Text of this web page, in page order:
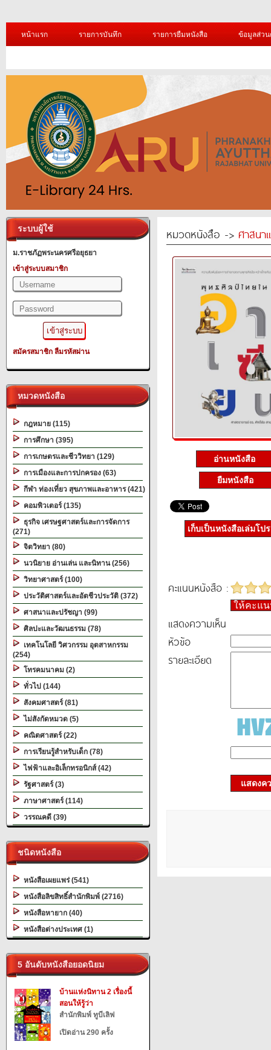
หน้าแรก รายการบันทึก รายการยืมหนังสือ ข้อมูลส่ว
ระบบผู้ใช้
ม.ราชภัฏพระนครศรีอยุธยา
เข้าสู่ระบบสมาชิก
สมัครสมาชิก ลืมรหัสผ่าน
หมวดหนังสือ
กฎหมาย (115)
การศึกษา (395)
การเกษตรและชีววิทยา (129)
การเมืองและการปกครอง (63)
กีฬา ท่องเที่ยว สุขภาพและอาหาร (421)
คอมพิวเตอร์ (135)
ธุรกิจ เศรษฐศาสตร์และการจัดการ
(271)
จิตวิทยา (80)
นวนิยาย อ่านเล่น และนิทาน (256)
วิทยาศาสตร์ (100)
ประวัติศาสตร์และอัตชีวประวัติ (372)
ศาสนาและปรัชญา (99)
ศิลปะและวัฒนธรรม (78)
เทคโนโลยี วิศวกรรม อุตสาหกรรม
(254)
โทรคมนาคม (2)
ทั่วไป (144)
สังคมศาสตร์ (81)
ไม่สังกัดหมวด (5)
คณิตศาสตร์ (22)
การเรียนรู้สำหรับเด็ก (78)
ไฟฟ้าและอิเล็กทรอนิกส์ (42)
รัฐศาสตร์ (3)
ภาษาศาสตร์ (114)
วรรณคดี (39)
ชนิดหนังสือ
หนังสือเผยแพร่ (541)
หนังสือลิขสิทธิ์สำนักพิมพ์ (2716)
หนังสือหายาก (40)
หนังสือต่างประเทศ (1)
5 อันดับหนังสือยอดนิยม
บ้านแห่งนิทาน 2 เรื่องนี้
สอนให้รู้ว่า
สำนักพิมพ์ ทูบีเลิฟ
เปิดอ่าน 290 ครั้ง
หมวดหนังสือ -> ศาสนา
อ่านหนังสือ
ยืมหนังสือ
เก็บเป็นหนังสือเล่มโป
คะแนนหนังสือ :
ให้คะแ
แสดงความเห็น
หัวข้อ
รายละเอียด
แสดงค